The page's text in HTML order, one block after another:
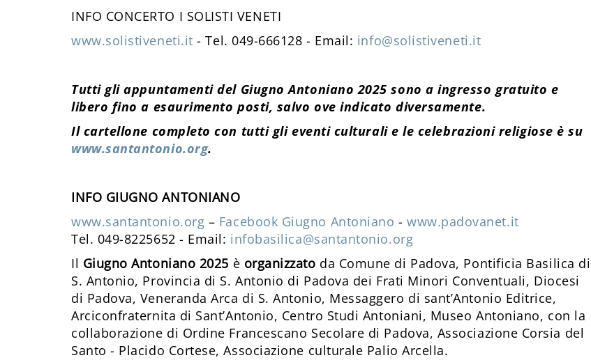
INFO CONCERTO I SOLISTI VENETI
www.solistiveneti.it - Tel. 049-666128 - Email: info@solistiveneti.it
Tutti gli appuntamenti del Giugno Antoniano 2025 sono a ingresso gratuito e
libero fino a esaurimento posti, salvo ove indicato diversamente.
Il cartellone completo con tutti gli eventi culturali e le celebrazioni religiose è su
www.santantonio.org.
INFO GIUGNO ANTONIANO
www.santantonio.org – Facebook Giugno Antoniano -www.padovanet.it
Tel. 049-8225652 - Email: infobasilica@santantonio.org
Il Giugno Antoniano 2025 è organizzato da Comune di Padova, Pontificia Basilica di
S. Antonio, Provincia di S. Antonio di Padova dei Frati Minori Conventuali, Diocesi
di Padova, Veneranda Arca di S. Antonio, Messaggero di sant’Antonio Editrice,
Arciconfraternita di Sant’Antonio, Centro Studi Antoniani, Museo Antoniano, con la
collaborazione di Ordine Francescano Secolare di Padova, Associazione Corsia del
Santo - Placido Cortese, Associazione culturale Palio Arcella.